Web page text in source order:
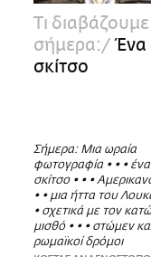
Τι διαβάζουμε
σήμερα: Ένα
σκίτσο
Σήμερα: Μια ωραία
φωτογραφία • • • ένα
σκίτσο • • •
• • μια ήττα του
• σχετικά με τον
μισθό • • • στώμεν
ρωμαϊκοί δρόμοι